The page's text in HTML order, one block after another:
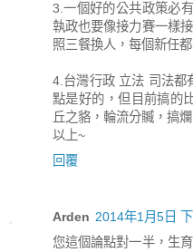
3.一個好的公共政策必
執政也要像接力賽一樣
照三餐換人，每個新任
4.台灣行政 立法 司法都
點是好的，但目前搞的
丘之貉，輪流分贓，搞爛
以上~
回覆
Arden 2014年1月5日
您這個論點對一半，生